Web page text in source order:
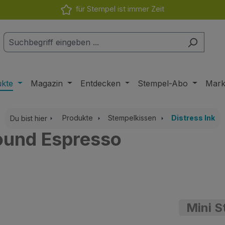
für Stempel ist immer Zeit
Magazin Entdecken Stempel-Abo
Du bist hier Produkte Stempelkissen Distress Ink
Espresso
Mini